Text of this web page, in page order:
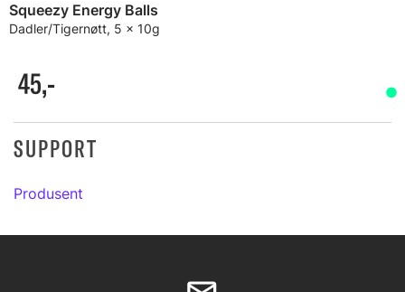
Squeezy Energy Balls
Dadler/Tigernøtt, 5 x 10g
45,-
SUPPORT
Produsent